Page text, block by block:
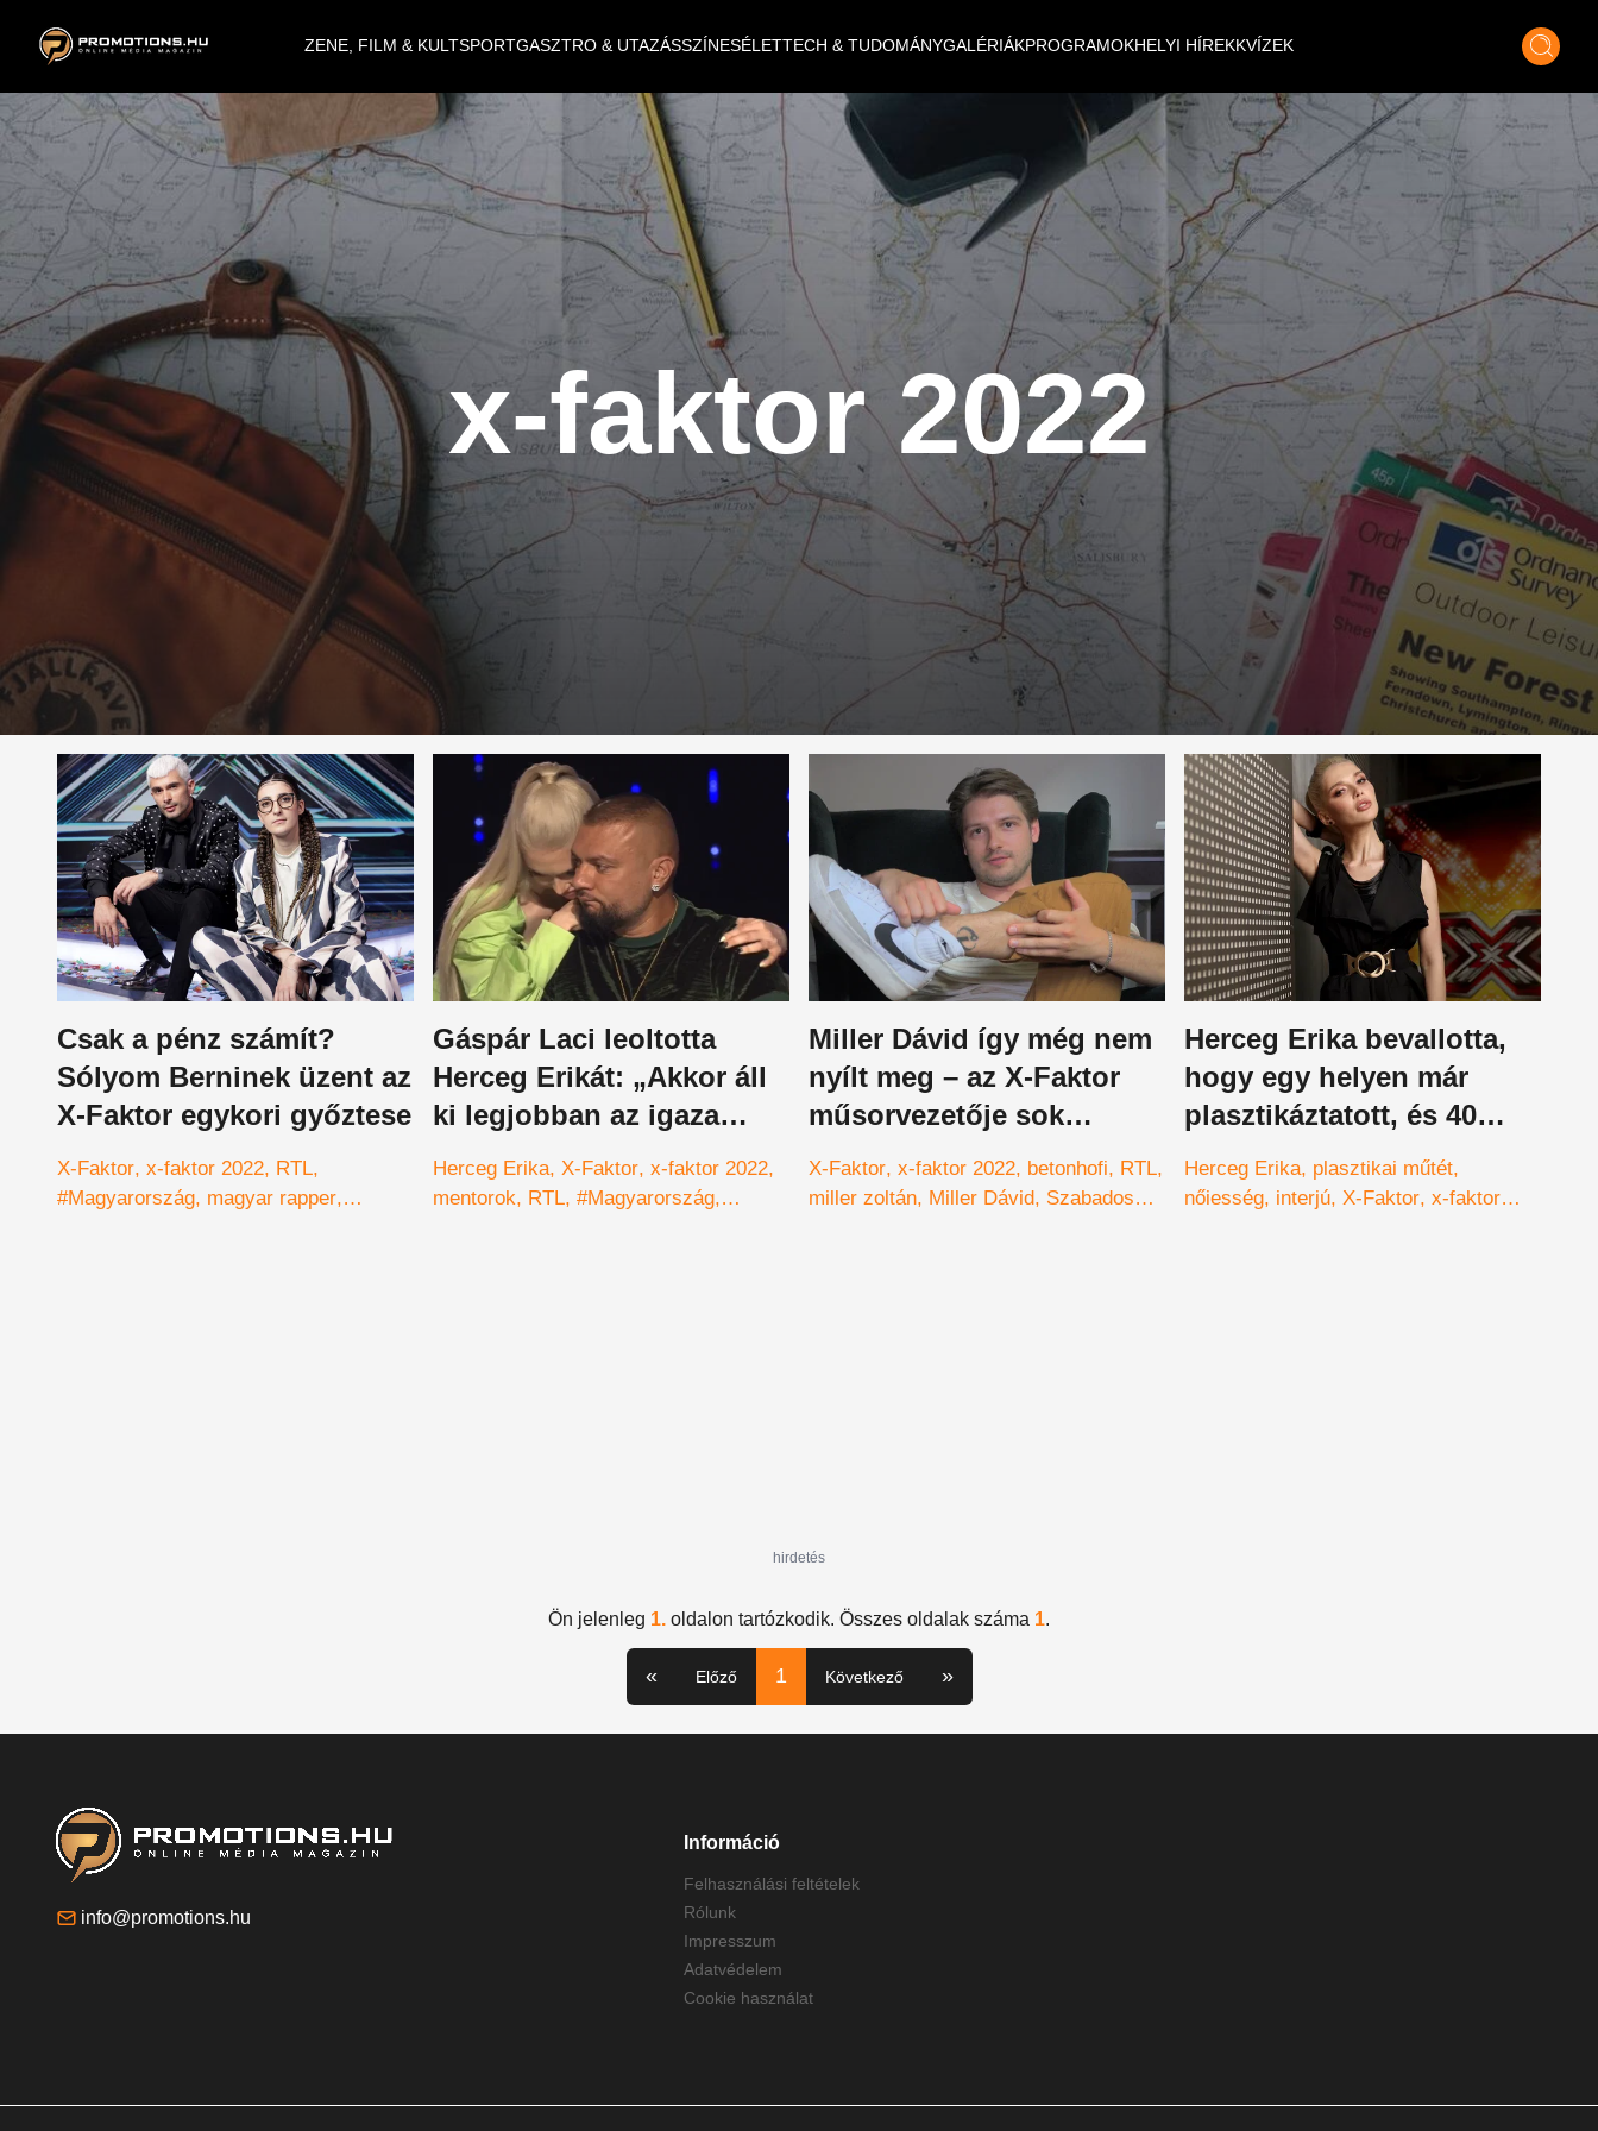
ZENE, FILM & KULTSPORTGASZTRO & UTAZÁSSZÍNESÉLETTECH & TUDOMÁNYGALÉRIÁKPROGRAMOKHELYI HÍREKKVÍZEK
x-faktor 2022
Csak a pénz számít?
Sólyom Berninek üzent az
X-Faktor egykori győztese
X-Faktor x-faktor 2022 RTL
#Magyarország magyar rapper
Gáspár Laci leoltotta
Herceg Erikát: „Akkor áll
ki legjobban az igaza
mellett, amikor nincs
igaza”
Herceg Erika X-Faktor x-faktor 2022
mentorok
RTL #Magyarország
Miller Dávid így még nem
nyílt meg – az X-Faktor
műsorvezetője sok
titokról rántotta le a leplet
X-Faktor x-faktor 2022 betonhofi
RTL
miller zoltán Miller Dávid Szabados
Herceg Erika bevallotta,
hogy egy helyen már
plasztikáztatott, és 40
évesen újabb műtéteket
vállal be
Herceg Erika plasztikai műtét
nőiesség interjú X-Faktor x-faktor
hirdetés
Ön jelenleg 1. oldalon tartózkodik. Összes oldalak száma 1.
« Előző 1 Következő »
info@promotions.hu
Információ
Felhasználási feltételek
Rólunk
Impresszum
Adatvédelem
Cookie használat